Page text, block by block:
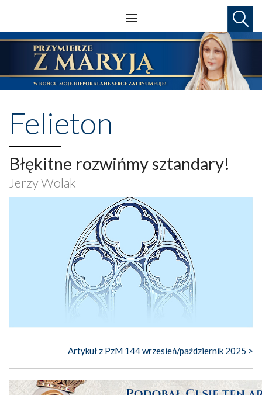
Felieton
Błękitne rozwińmy sztandary!
Jerzy Wolak
Artykuł z PzM 144 wrzesień/październik 2025 >